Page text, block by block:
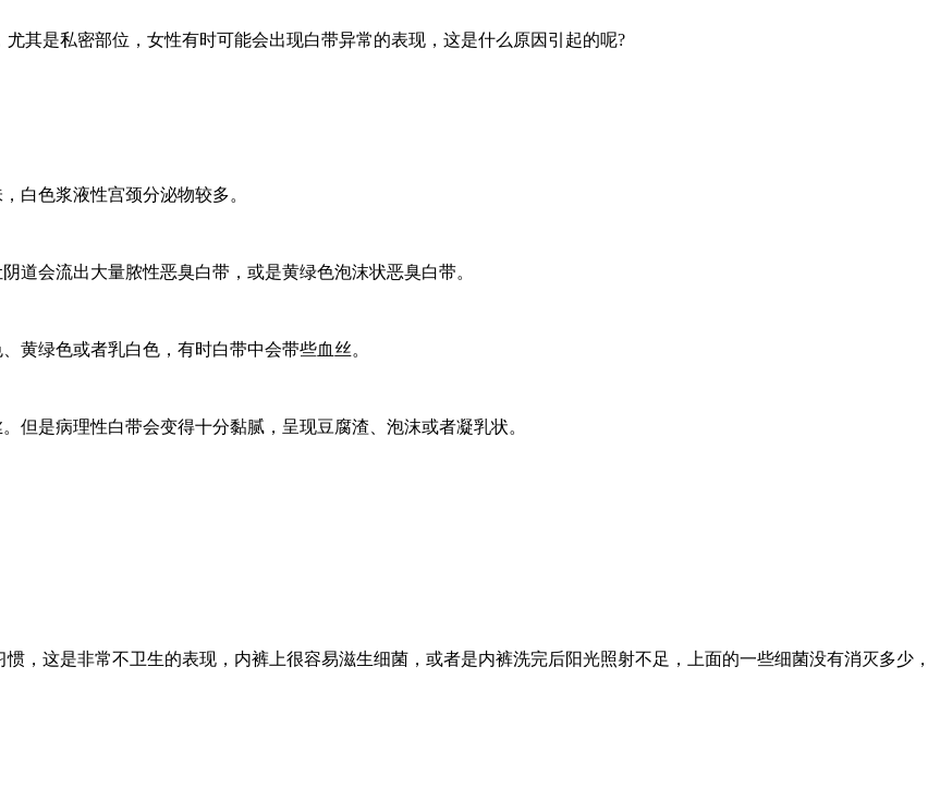
其是私密部位，女性有时可能会出现白带异常的表现，这是什么原因引起的呢?
白色浆液性宫颈分泌物较多。
道会流出大量脓性恶臭白带，或是黄绿色泡沫状恶臭白带。
黄绿色或者乳白色，有时白带中会带些血丝。
但是病理性白带会变得十分黏腻，呈现豆腐渣、泡沫或者凝乳状。
，这是非常不卫生的表现，内裤上很容易滋生细菌，或者是内裤洗完后阳光照射不足，上面的一些细菌没有消灭多少，